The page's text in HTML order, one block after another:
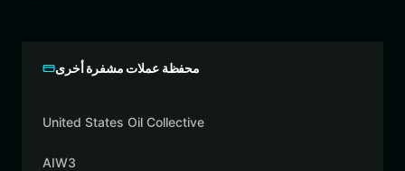
محفظة عملات مشفرة أخرى
United States Oil Collective
AIW3